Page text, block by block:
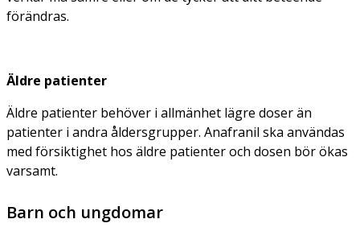
förändras.
Äldre patienter
Äldre patienter behöver i allmänhet lägre doser än
patienter i andra åldersgrupper. Anafranil ska användas
med försiktighet hos äldre patienter och dosen bör ökas
varsamt.
Barn och ungdomar